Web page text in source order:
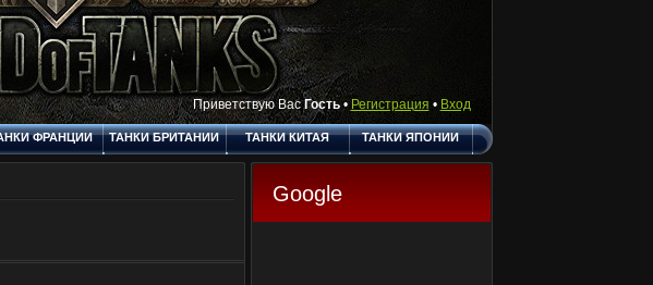
Приветствую Вас Гость•Регистрация • Вход
ФРАНЦИИ ТАНКИ БРИТАНИИ ТАНКИ КИТАЯ ТАНКИ ЯПОНИИ
КОНТАКТЫ
ПОЛЕЗНЫЕ
О САЙТЕ
Google